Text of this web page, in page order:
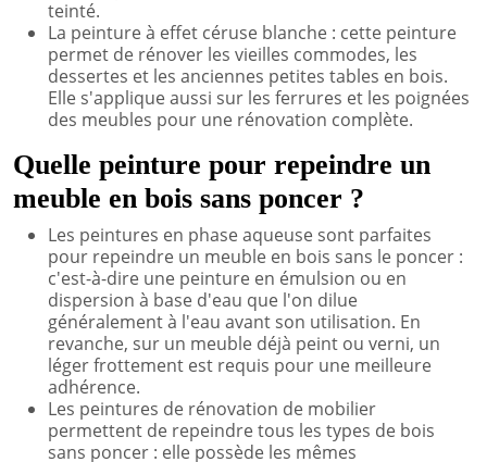
teinté.
La peinture à effet céruse blanche : cette peinture
permet de rénover les vieilles commodes, les
dessertes et les anciennes petites tables en bois.
Elle s'applique aussi sur les ferrures et les poignées
des meubles pour une rénovation complète.
Quelle peinture pour repeindre un
meuble en bois sans poncer ?
Les peintures en phase aqueuse sont parfaites
pour repeindre un meuble en bois sans le poncer :
c'est-à-dire une peinture en émulsion ou en
dispersion à base d'eau que l'on dilue
généralement à l'eau avant son utilisation. En
revanche, sur un meuble déjà peint ou verni, un
léger frottement est requis pour une meilleure
adhérence.
Les peintures de rénovation de mobilier
permettent de repeindre tous les types de bois
sans poncer : elle possède les mêmes